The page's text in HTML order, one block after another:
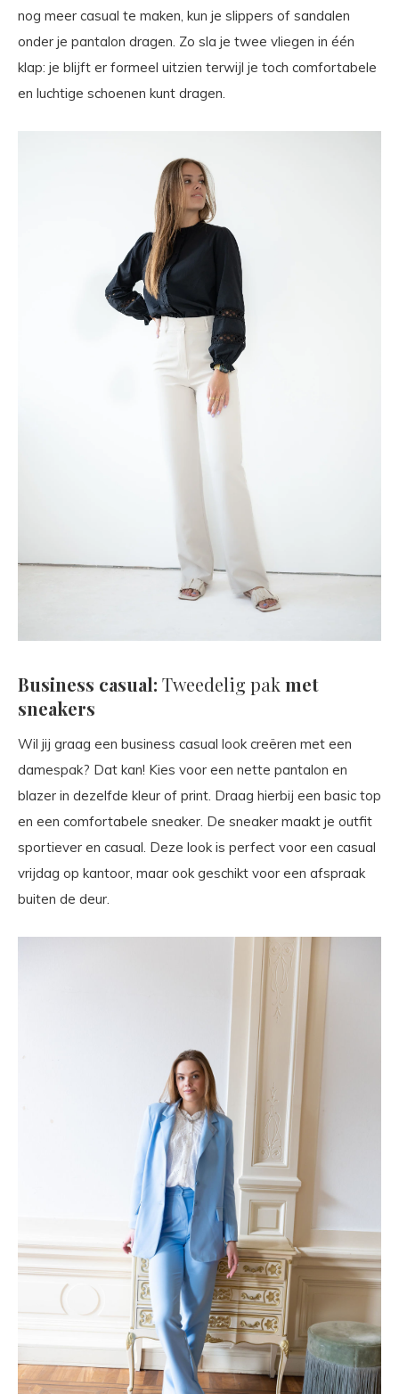
nog meer casual te maken, kun je slippers of sandalen
onder je pantalon dragen. Zo sla je twee vliegen in één
klap: je blijft er formeel uitzien terwijl je toch comfortabele
en luchtige schoenen kunt dragen.
Business casual: Tweedelig pak met
sneakers
Wil jij graag een business casual look creëren met een
damespak? Dat kan! Kies voor een nette pantalon en
blazer in dezelfde kleur of print. Draag hierbij een basic top
en een comfortabele sneaker. De sneaker maakt je outfit
sportiever en casual. Deze look is perfect voor een casual
vrijdag op kantoor, maar ook geschikt voor een afspraak
buiten de deur.